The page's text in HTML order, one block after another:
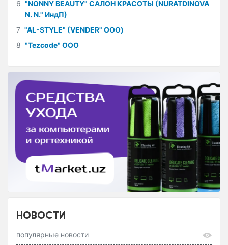
6 "NONNY BEAUTY" САЛОН КРАСОТЫ (NURATDINOVA
N. N." ИндП)
7 "AL-STYLE" (VENDER" ООО)
8 "Tezcode" ООО
НОВОСТИ
популярные новости